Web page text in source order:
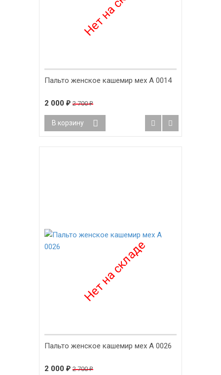
Пальто женское кашемир мех А 0014
2 000 ₽ 2 700₽
В корзину
Пальто женское кашемир мех А 0026
2 000 ₽ 2 700₽